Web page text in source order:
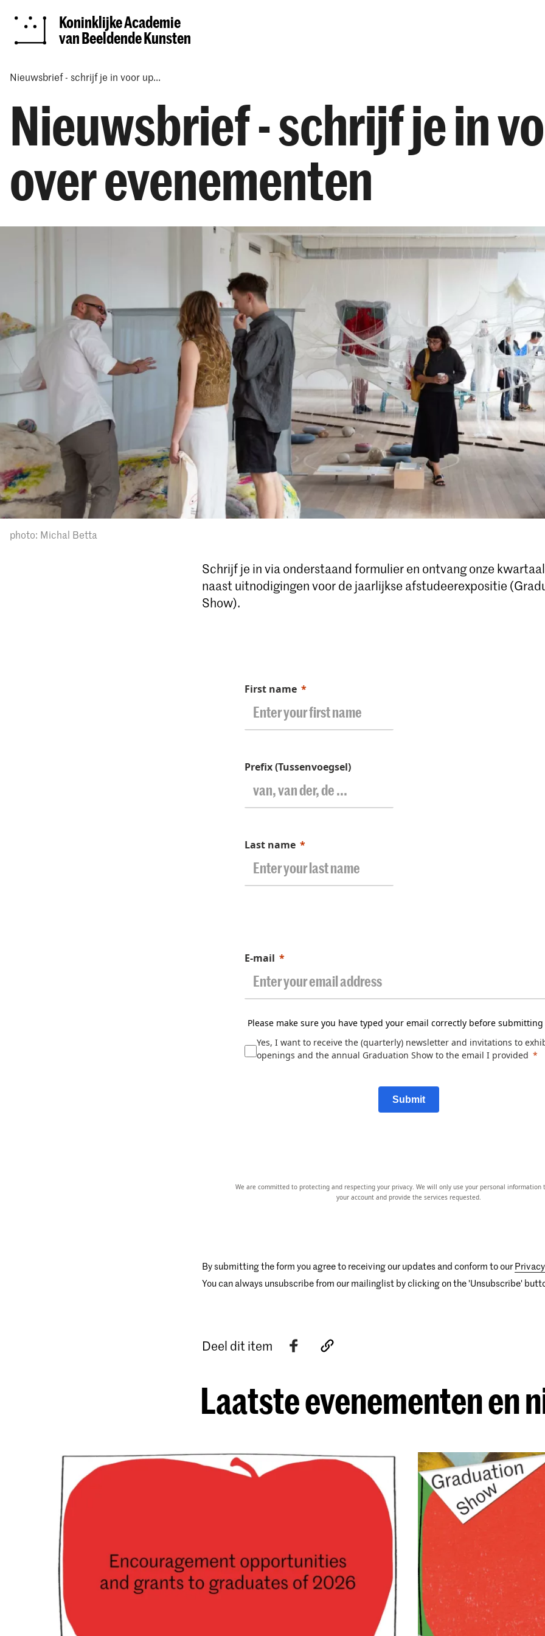
Koninklijke Academie
van Beeldende Kunsten
Nieuwsbrief - schrijf je in voor up...
Nieuwsbrief - schrijf je in
over evenementen
photo: Michal Betta
Schrijf je in via onderstaand formulier en ontvang onze
naast uitnodigingen voor de jaarlijkse afstudeerexpositie
Show).
First name
Prefix (Tussenvoegsel)
Last name
E-mail
Please make sure you have typed your email correctly before
Yes, I want to receive the (quarterly) newsletter and invitations to
openings and the annual Graduation Show to the email I provided
Submit
We are committed to protecting and respecting your privacy. We will only use your personal information
your account and provide the services requested.
By submitting the form you agree to receiving our updates and conform to our
You can always unsubscribe from our mailinglist by clicking on the 'Unsubscribe'
Deel dit item
Laatste evenementen en